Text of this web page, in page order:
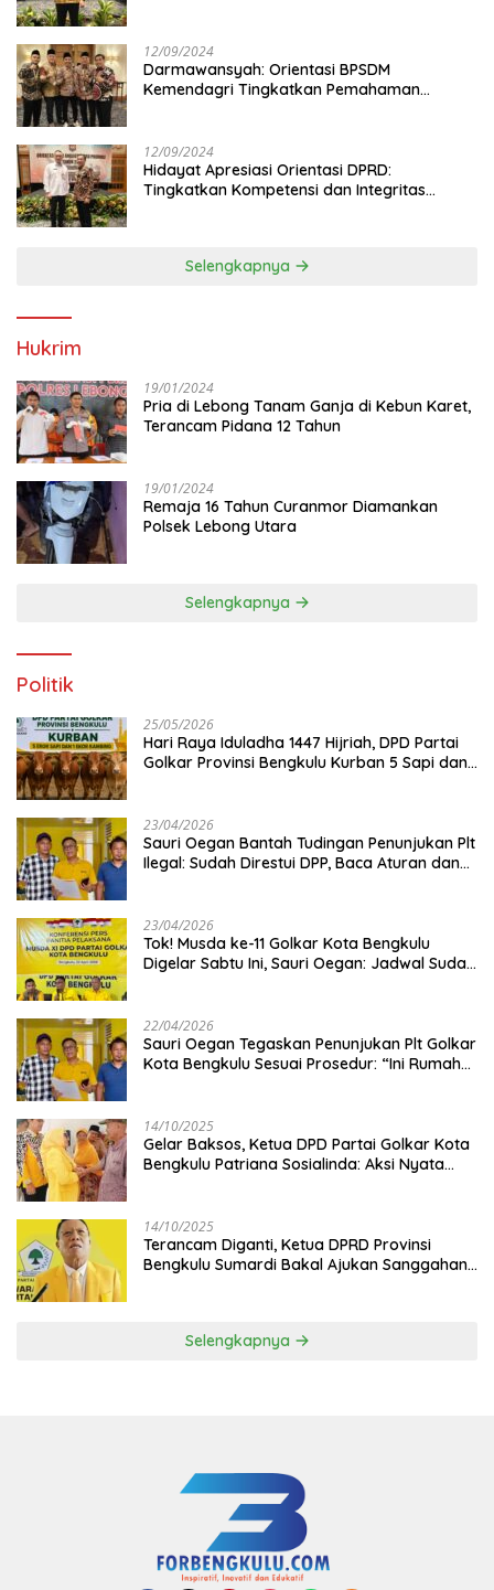
12/09/2024
Darmawansyah: Orientasi BPSDM
Kemendagri Tingkatkan Pemahaman
12/09/2024
Hidayat Apresiasi Orientasi DPRD:
Tingkatkan Kompetensi dan Integritas
Selengkapnya
Hukrim
19/01/2024
Pria di Lebong Tanam Ganja di Kebun Karet,
Terancam Pidana 12 Tahun
19/01/2024
Remaja 16 Tahun Curanmor Diamankan
Polsek Lebong Utara
Selengkapnya
Politik
25/05/2026
Hari Raya Iduladha 1447 Hijriah, DPD Partai
Golkar Provinsi Bengkulu Kurban 5 Sapi dan 1
23/04/2026
Sauri Oegan Bantah Tudingan Penunjukan Plt
Ilegal: Sudah Direstui DPP, Baca Aturan dan
23/04/2026
‎Tok! Musda ke-11 Golkar Kota Bengkulu
Digelar Sabtu Ini, Sauri Oegan: Jadwal Sudah
22/04/2026
Sauri Oegan Tegaskan Penunjukan Plt Golkar
Kota Bengkulu Sesuai Prosedur: “Ini Rumah
14/10/2025
‎Gelar Baksos, Ketua DPD Partai Golkar Kota
Bengkulu Patriana Sosialinda: Aksi Nyata
14/10/2025
Terancam Diganti, Ketua DPRD Provinsi
Bengkulu Sumardi Bakal Ajukan Sanggahan
Selengkapnya